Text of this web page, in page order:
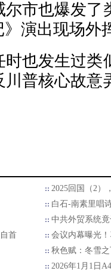
市也爆发了
演出现场外
也发生过类
普核心故意
2025回国（2）
白石-南素里唱
中共外贸系统
首
会议内幕曝光
秋色赋：冬雪
2026年1月1日